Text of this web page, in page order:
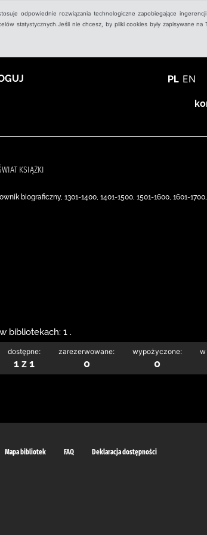
odpowiednie rozwiązania technologiczne zapobiegające
statystycznych.Jeśli nie chcesz, by pliki cookies były zapisywane na
PL EN
KSIĄŻKI
biograficzny, 1301-1400, 1401-1500, 1501-1600, 1601-1700,
bibliotekach: 1 .
dostępne:
1 z 1
zarezerwowane:
0
wypożyczone:
0
w
Mapa bibliotek FAQ Deklaracja dostępności